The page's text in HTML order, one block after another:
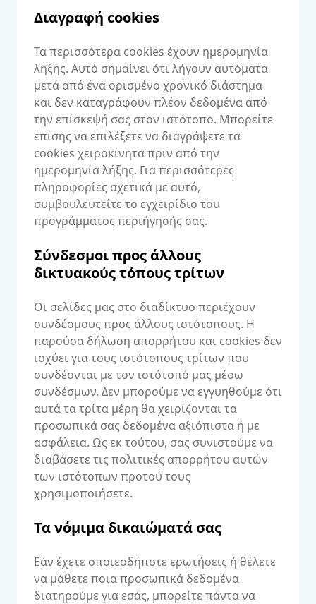
Διαγραφή cookies
Τα περισσότερα cookies έχουν ημερομηνία
λήξης. Αυτό σημαίνει ότι λήγουν αυτόματα
μετά από ένα ορισμένο χρονικό διάστημα
και δεν καταγράφουν πλέον δεδομένα από
την επίσκεψή σας στον ιστότοπο. Μπορείτε
επίσης να επιλέξετε να διαγράψετε τα
cookies χειροκίνητα πριν από την
ημερομηνία λήξης. Για περισσότερες
πληροφορίες σχετικά με αυτό,
συμβουλευτείτε το εγχειρίδιο του
προγράμματος περιήγησής σας.
Σύνδεσμοι προς άλλους
δικτυακούς τόπους τρίτων
Οι σελίδες μας στο διαδίκτυο περιέχουν
συνδέσμους προς άλλους ιστότοπους. Η
παρούσα δήλωση απορρήτου και cookies δεν
ισχύει για τους ιστότοπους τρίτων που
συνδέονται με τον ιστότοπό μας μέσω
συνδέσμων. Δεν μπορούμε να εγγυηθούμε ότι
αυτά τα τρίτα μέρη θα χειρίζονται τα
προσωπικά σας δεδομένα αξιόπιστα ή με
ασφάλεια. Ως εκ τούτου, σας συνιστούμε να
διαβάσετε τις πολιτικές απορρήτου αυτών
των ιστότοπων προτού τους
χρησιμοποιήσετε.
Τα νόμιμα δικαιώματά σας
Εάν έχετε οποιεσδήποτε ερωτήσεις ή θέλετε
να μάθετε ποια προσωπικά δεδομένα
διατηρούμε για εσάς, μπορείτε πάντα να